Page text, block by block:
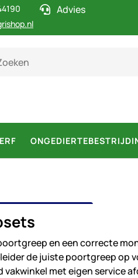
Advies
en een correcte
de juiste poortgreep op
vakwinkel met eigen service